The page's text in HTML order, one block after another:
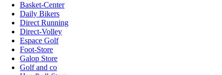
Basket-Center
Daily Bikers
Direct Running
Direct-Volley
Espace Golf
Foot-Store
Galop Store
Golf and co